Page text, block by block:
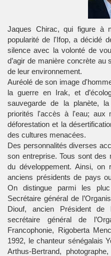
Jaques Chirac, qui figure à
popularité de l'Ifop, a décidé
silence avec la volonté de
d’agir de manière concrète
de leur environnement.
Auréolé de son image
la guerre en Irak, et
sauvegarde de la planète,
priorités l'accès à l'eau; aux
déforestation et la
des cultures menacées.
Des personnalités diverses
son entreprise. Tous sont des
du développement. Ainsi,
anciens présidents de pays
On distingue parmi les
Secrétaire général de
Diouf, ancien Président
secrétaire général de
Francophonie, Rigoberta
1992, le chanteur sénégalais
Arthus-Bertrand,